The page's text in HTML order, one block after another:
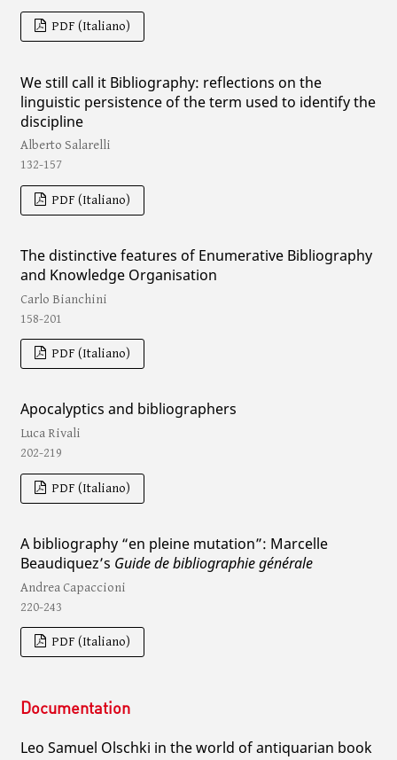
PDF (Italiano)
We still call it Bibliography: reflections on the
linguistic persistence of the term used to identify the
discipline
Alberto Salarelli
132-157
PDF (Italiano)
The distinctive features of Enumerative Bibliography
and Knowledge Organisation
Carlo Bianchini
158-201
PDF (Italiano)
Apocalyptics and bibliographers
Luca Rivali
202-219
PDF (Italiano)
A bibliography “en pleine mutation”: Marcelle
Beaudiquez’s Guide de bibliographie générale
Andrea Capaccioni
220-243
PDF (Italiano)
Documentation
Leo Samuel Olschki in the world of antiquarian book